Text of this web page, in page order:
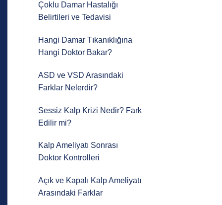
Çoklu Damar Hastalığı
Belirtileri ve Tedavisi
Hangi Damar Tıkanıklığına
Hangi Doktor Bakar?
ASD ve VSD Arasındaki
Farklar Nelerdir?
Sessiz Kalp Krizi Nedir? Fark
Edilir mi?
Kalp Ameliyatı Sonrası
Doktor Kontrolleri
Açık ve Kapalı Kalp Ameliyatı
Arasındaki Farklar